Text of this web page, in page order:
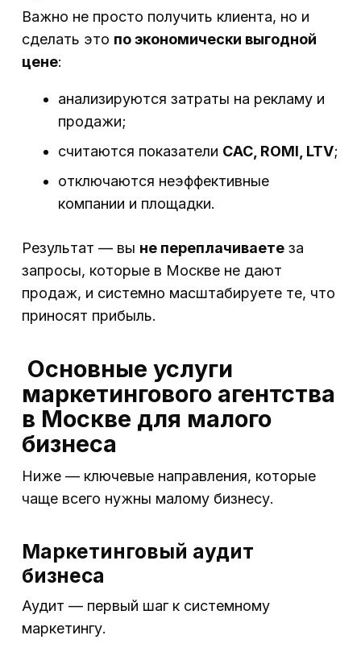
Важно не просто получить клиента, но и
сделать это по экономически выгодной
цене:
анализируются затраты на рекламу и
продажи;
считаются показатели CAC, ROMI, LTV;
отключаются неэффективные
компании и площадки.
Результат — вы не переплачиваете за
запросы, которые в Москве не дают
продаж, и системно масштабируете те, что
приносят прибыль.
Основные услуги
маркетингового агентства
в Москве для малого
бизнеса
Ниже — ключевые направления, которые
чаще всего нужны малому бизнесу.
Маркетинговый аудит
бизнеса
Аудит — первый шаг к системному
маркетингу.